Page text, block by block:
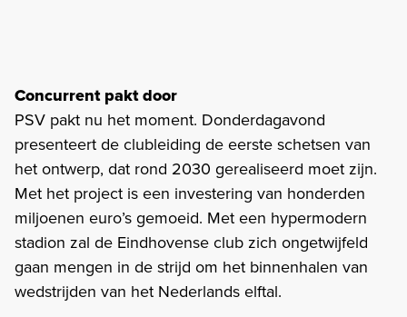
Concurrent pakt door
PSV pakt nu het moment. Donderdagavond
presenteert de clubleiding de eerste schetsen van
het ontwerp, dat rond 2030 gerealiseerd moet zijn.
Met het project is een investering van honderden
miljoenen euro’s gemoeid. Met een hypermodern
stadion zal de Eindhovense club zich ongetwijfeld
gaan mengen in de strijd om het binnenhalen van
wedstrijden van het Nederlands elftal.